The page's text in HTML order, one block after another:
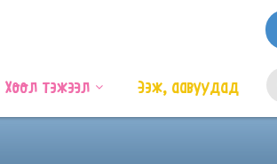
Хоол тэжээл Ээж, аавуудад